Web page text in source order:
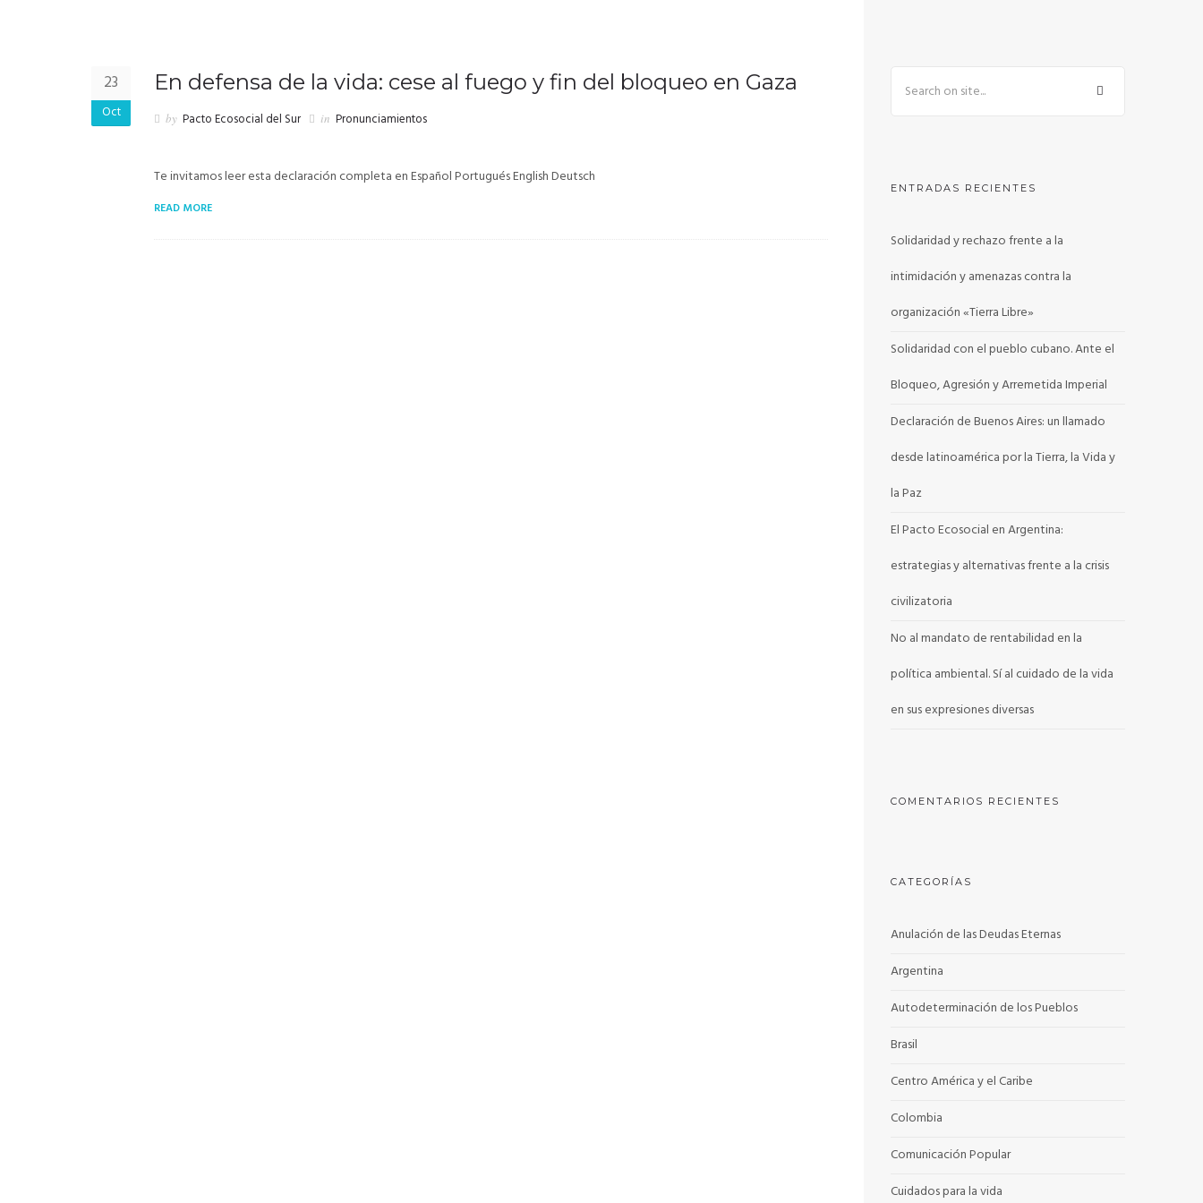
23
Oct
En defensa de la vida: cese al fuego y fin del bloqueo en Gaza
by Pacto Ecosocial del Sur in Pronunciamientos
Te invitamos leer esta declaración completa en Español Portugués English Deutsch
READ MORE
ENTRADAS RECIENTES
Solidaridad y rechazo frente a la
intimidación y amenazas contra la
organización «Tierra Libre»
Solidaridad con el pueblo cubano. Ante el
Bloqueo, Agresión y Arremetida Imperial
Declaración de Buenos Aires: un llamado
desde latinoamérica por la Tierra, la Vida y
la Paz
El Pacto Ecosocial en Argentina:
estrategias y alternativas frente a la crisis
civilizatoria
No al mandato de rentabilidad en la
política ambiental. Sí al cuidado de la vida
en sus expresiones diversas
COMENTARIOS RECIENTES
CATEGORÍAS
Anulación de las Deudas Eternas
Argentina
Autodeterminación de los Pueblos
Brasil
Centro América y el Caribe
Colombia
Comunicación Popular
Cuidados para la vida